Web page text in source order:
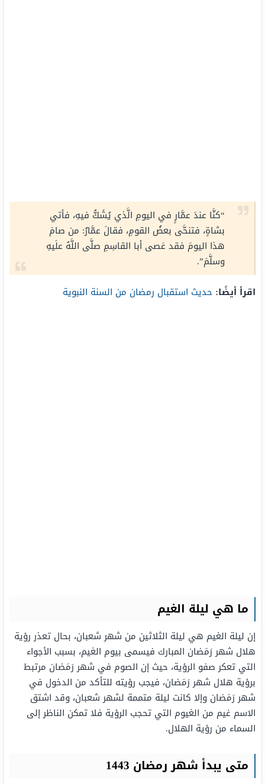
“كنَّا عندَ عمَّارٍ في اليومِ الَّذي يُشَكُّ فيهِ، فأتي
بشاةٍ، فتنحَّى بعضُ القومِ، فقالَ عمَّارٌ: من صامَ
هذا اليومَ فقد عَصى أبا القاسِمِ صلَّى اللَّهُ علَيهِ
وسلَّمَ”.
اقرأ أيضًا: حديث استقبال رمضان من السنة النبوية
ما هي ليلة الغيم
إن ليلة الغيم هي ليلة الثلاثين من شهر شعبان، بحال تعذر رؤية
هلال شهر رَمَضان المبارك فيسمى بيوم الغيم، بسبب الأجواء
التي تعكر صفو الرؤية، حيث إن الصوم في شهر رَمَضان مرتبط
برؤية هلال شهر رَمَضان، فيجب رؤيته للتأكد من الدخول في
شهر رَمَضان وإلا كانت ليلة متممة لشهر شعبان، وقد اشتق
الاسم غيم من الغيوم التي تحجب الرؤية فلا تمكن الناظر إلى
السماء من رؤية الهلال.
متى يبدأ شهر رمضان 1443